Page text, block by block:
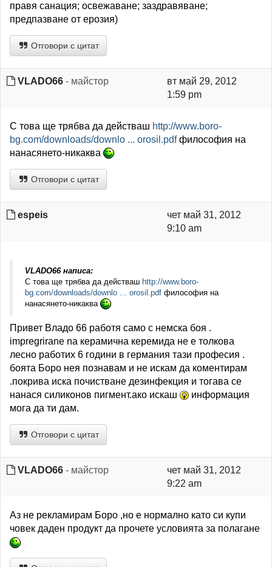
правя санация; освежаване; заздравяване;
предпазване от ерозия)
Отговори с цитат
VLADO66 - майстор
вт май 29, 2012
1:59 pm
С това ще трябва да действаш http://www.boro-
bg.com/downloads/downlo ... orosil.pdfфилософия на
нанасянето-никаква
Отговори с цитат
espeis
чет май 31, 2012
9:10 am
VLADO66 написа:
С това ще трябва да действаш http://www.boro-
bg.com/downloads/downlo ... orosil.pdf философия на
нанасянето-никаква
Привет Владо 66 работя само с немска боя .
impregrirane na керамична керемида не е толкова
лесно работих 6 години в германия тази професия .
боята Боро нея познавам и не искам да коментирам
.покрива иска почистване дезинфекция и тогава се
нанася силиконов пигмент.ако искаш
информация
мога да ти дам.
Отговори с цитат
VLADO66 - майстор
чет май 31, 2012
9:22 am
Аз не рекламирам Боро ,но е нормално като си купи
човек даден продукт да прочете условията за полагане